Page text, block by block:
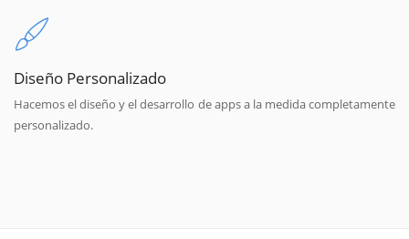
Diseño Personalizado
Hacemos el diseño y el desarrollo de apps a la medida completamente
personalizado.